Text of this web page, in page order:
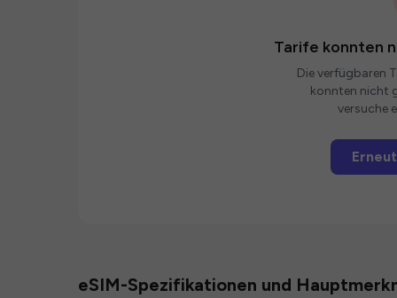
Tarife konnten
Die verfügbaren
konnten nicht
versuche
eSIM-Spezifikationen und